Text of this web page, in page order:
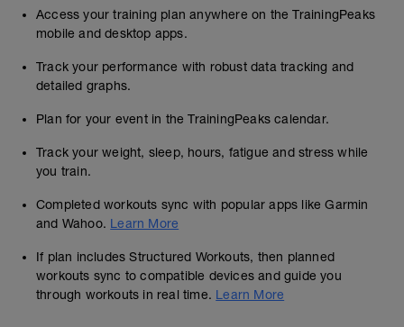
Access your training plan anywhere on the TrainingPeaks
mobile and desktop apps.
Track your performance with robust data tracking and
detailed graphs.
Plan for your event in the TrainingPeaks calendar.
Track your weight, sleep, hours, fatigue and stress while
you train.
Completed workouts sync with popular apps like Garmin
and Wahoo. Learn More
If plan includes Structured Workouts, then planned
workouts sync to compatible devices and guide you
through workouts in real time. Learn More